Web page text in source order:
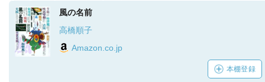
風の名前
高橋順子
Amazon.co.jp
本棚登録